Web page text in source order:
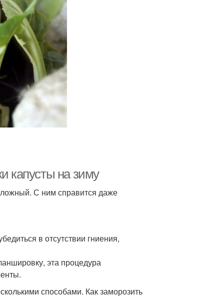
капусты на зиму
С ним справится даже
в отсутствии гниения,
эта процедура
способами. Как заморозить